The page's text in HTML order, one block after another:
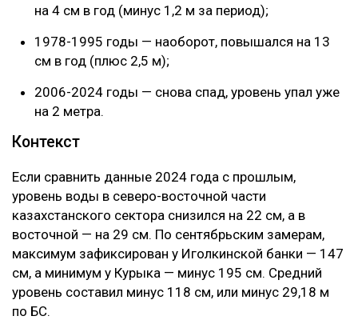
на 4 см в год (минус 1,2 м за период);
1978-1995 годы — наоборот, повышался на 13
см в год (плюс 2,5 м);
2006-2024 годы — снова спад, уровень упал уже
на 2 метра.
Контекст
Если сравнить данные 2024 года с прошлым,
уровень воды в северо-восточной части
казахстанского сектора снизился на 22 см, а в
восточной — на 29 см. По сентябрьским замерам,
максимум зафиксирован у Иголкинской банки — 147
см, а минимум у Курыка — минус 195 см. Средний
уровень составил минус 118 см, или минус 29,18 м
по БС.